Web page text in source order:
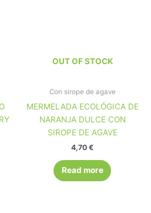
OUT OF STOCK
Con sirope de agave
MERMELADA ECOLÓGICA DE
NARANJA DULCE CON
SIROPE DE AGAVE
4,70 €
Read more